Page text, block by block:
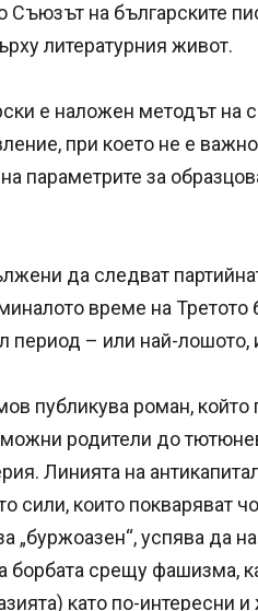
Съюзът на българските
литературния живот.
е наложен методът на
при което не е
параметрите за
да следват
време на Третото
период – или най-лошото,
публикува роман,
родители до
Линията на
сили, които покваряват
„буржоазен“, успява да
борбата срещу фашизма,
като по-интересни